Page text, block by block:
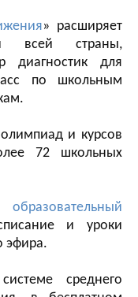
» расширяет
всей страны,
диагностик для
по школьным
и курсов
72 школьных
и уроки
эфира.
среднего